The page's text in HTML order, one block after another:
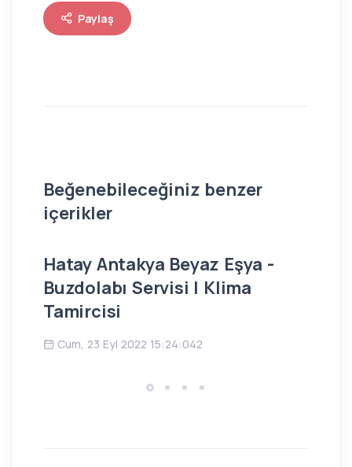
Paylaş
Beğenebileceğiniz benzer
içerikler
Hatay Antakya Beyaz Eşya -
Buzdolabı Servisi | Klima
Tamircisi
Cum, 23 Eyl 2022 15:24:042